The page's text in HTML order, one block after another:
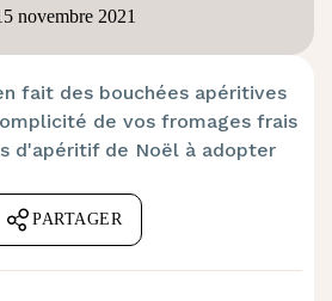
novembre 2021
fait des bouchées apéritives
de vos fromages frais
d'apéritif de Noël à adopter
PARTAGER